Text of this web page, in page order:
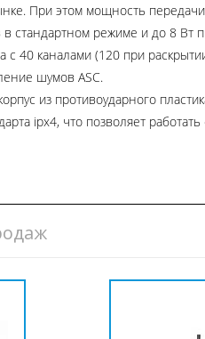
При этом мощность передачи
в стандартном режиме и до 8 Вт
с 40 каналами (120 при
шумов ASC.
из противоударного
ipx4, что позволяет